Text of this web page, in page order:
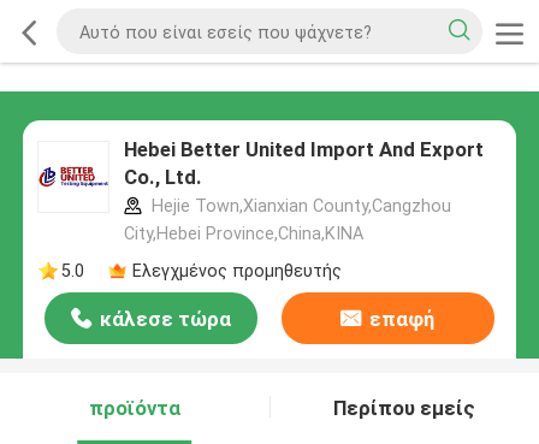
Hebei Better United Import And Export
Co., Ltd.
Hejie Town,Xianxian County,Cangzhou
City,Hebei Province,China,ΚΙΝΑ
5.0
Ελεγχμένος προμηθευτής
κάλεσε τώρα επαφή
προϊόντα Περίπου εμείς